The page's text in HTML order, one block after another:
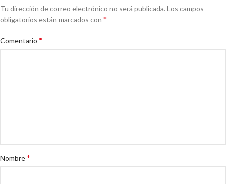
Tu dirección de correo electrónico no será publicada.Los campos
obligatorios están marcados con *
Comentario *
Nombre*